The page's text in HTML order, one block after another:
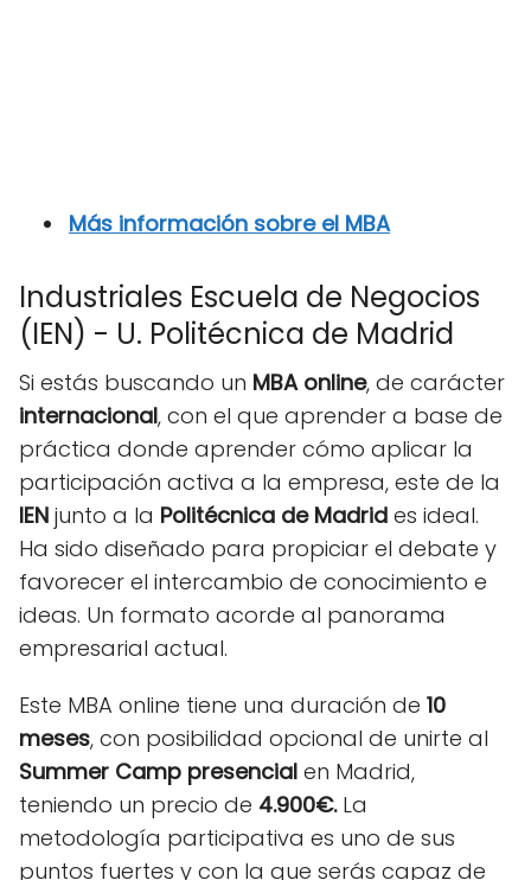
Más información sobre el MBA
Industriales Escuela de Negocios
(IEN) - U. Politécnica de Madrid
Si estás buscando un MBA online, de carácter
internacional, con el que aprender a base de
práctica donde aprender cómo aplicar la
participación activa a la empresa, este de la
IEN junto a la Politécnica de Madrid es ideal.
Ha sido diseñado para propiciar el debate y
favorecer el intercambio de conocimiento e
ideas. Un formato acorde al panorama
empresarial actual.
Este MBA online tiene una duración de 10
meses, con posibilidad opcional de unirte al
Summer Camp presencial en Madrid,
teniendo un precio de 4.900€. La
metodología participativa es uno de sus
puntos fuertes y con la que serás capaz de